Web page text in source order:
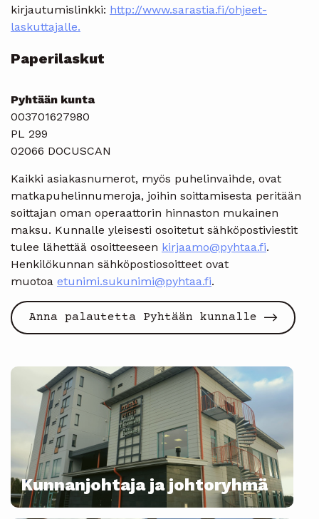
kirjautumislinkki: http://www.sarastia.fi/ohjeet-
laskuttajalle.
Paperilaskut
Pyhtään kunta
003701627980
PL 299
02066 DOCUSCAN
Kaikki asiakasnumerot, myös puhelinvaihde, ovat
matkapuhelinnumeroja, joihin soittamisesta peritään
soittajan oman operaattorin hinnaston mukainen
maksu. Kunnalle yleisesti osoitetut sähköpostiviestit
tulee lähettää osoitteeseen kirjaamo@pyhtaa.fi.
Henkilökunnan sähköpostiosoitteet ovat
muotoa etunimi.sukunimi@pyhtaa.fi.
Anna palautetta Pyhtään kunnalle
Kunnanjohtaja ja johtoryhmä